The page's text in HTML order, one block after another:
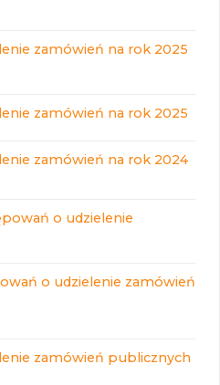
zamówień na rok 2025
zamówień na rok 2025
zamówień na rok 2024
o udzielenie
o udzielenie zamówień
zamówień publicznych